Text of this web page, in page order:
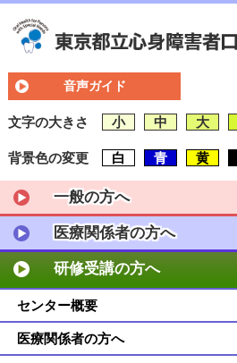
音声ガイド
文字の大きさ 小 中 大
背景色の変更 白 青 黄
一般の方へ
医療関係者の方へ
研修受講の方へ
センター概要
医療関係者の方へ